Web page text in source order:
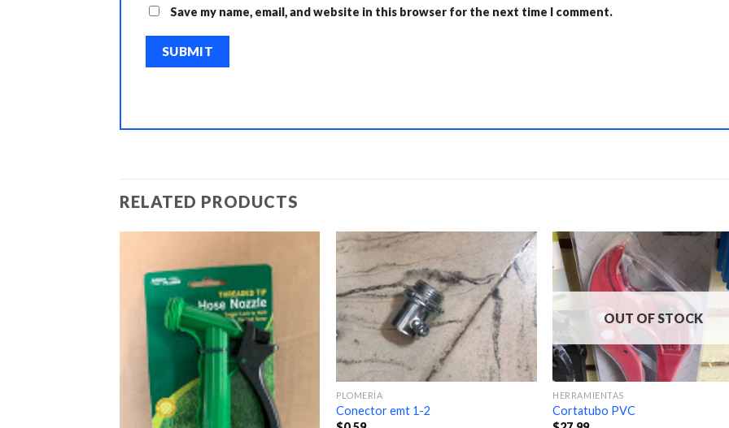
Save my name, email, and website in this browser for the next time I comment.
RELATED PRODUCTS
PLOMERÍA
Conector emt 1-2
OUT OF STOCK
HERRAMIENTAS
Cortatubo PVC